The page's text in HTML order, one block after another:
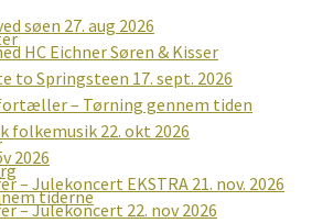
tiderne
søen 27. aug 2026
HC Eichner Søren & Kisser
to Springsteen 17. sept. 2026
– Tørning gennem tiden
folkemusik 22. okt 2026
2026
– Julekoncert EKSTRA 21. nov. 2026
– Julekoncert 22. nov 2026